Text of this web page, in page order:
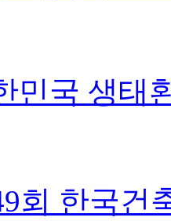
민국 생태
회 한국건